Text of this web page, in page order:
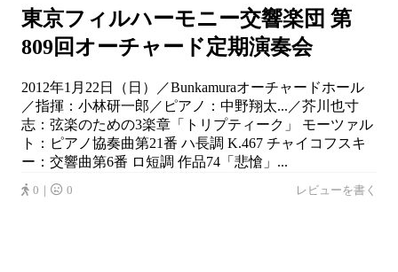
東京フィルハーモニー交響楽団 第
809回オーチャード定期演奏会
2012年1月22日（日）／Bunkamuraオーチャードホール
／指揮：小林研一郎／ピアノ：中野翔太...／芥川也寸
志：弦楽のための3楽章「トリプティーク」 モーツァル
ト：ピアノ協奏曲第21番 ハ長調 K.467 チャイコフスキ
ー：交響曲第6番 ロ短調 作品74「悲愴」...
0｜ 0 レビューを書く